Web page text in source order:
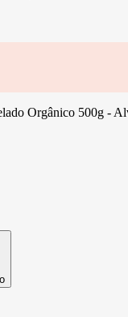
Orgânico 500g -